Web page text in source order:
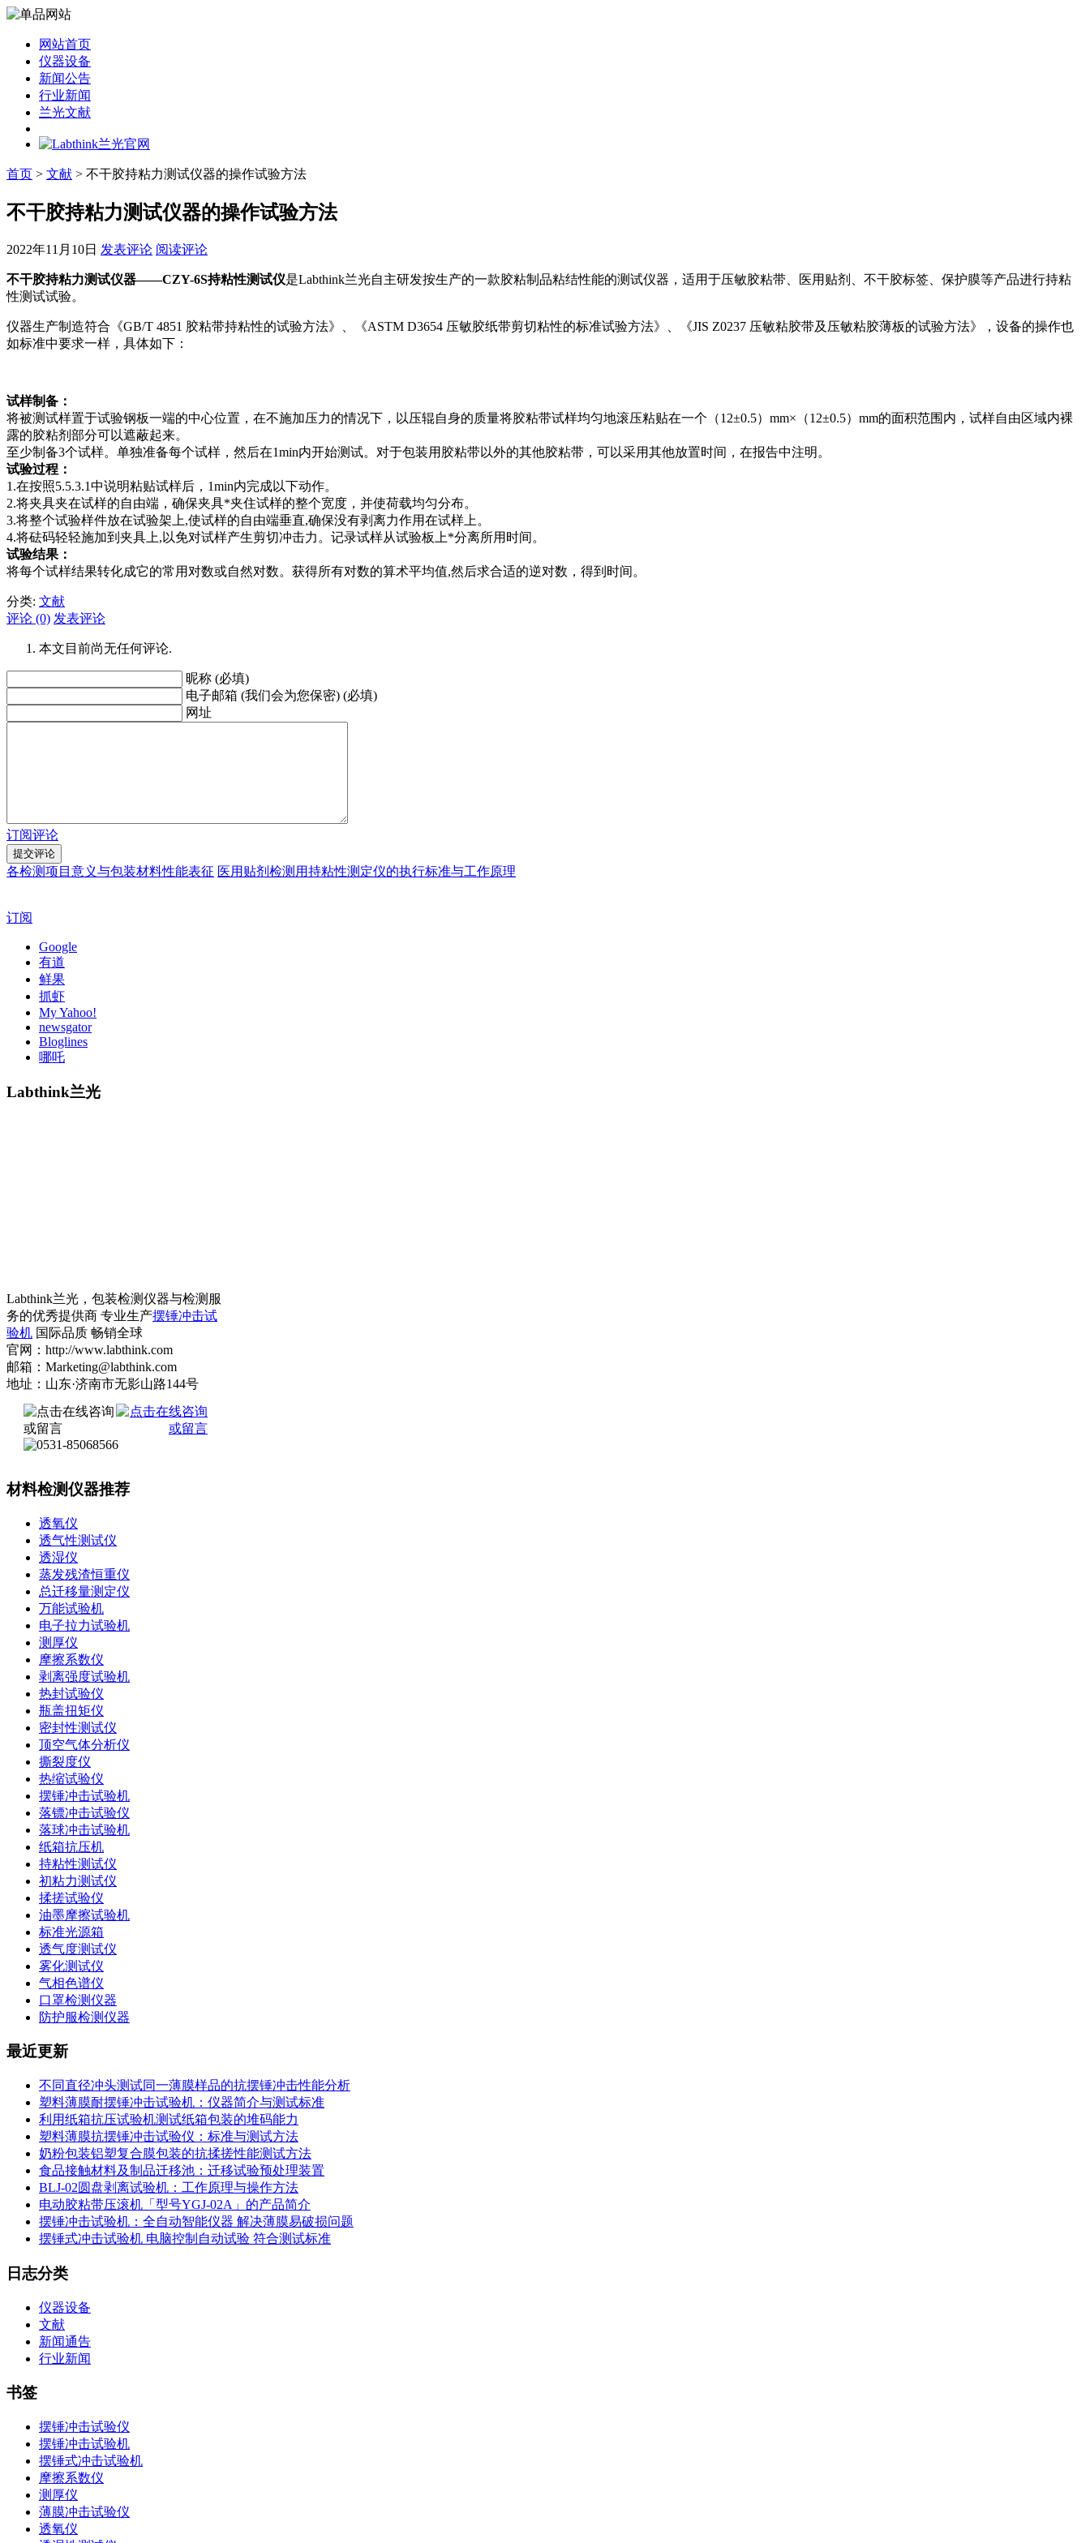
网站首页
仪器设备
新闻公告
行业新闻
兰光文献
首页 > 文献 > 不干胶持粘力测试仪器的操作试验方法
不干胶持粘力测试仪器的操作试验方法
2022年11月10日 发表评论 阅读评论
不干胶持粘力测试仪器——CZY-6S持粘性测试仪是Labthink兰光自主研发按生产的一款胶粘制品粘结性能的测试仪器，适用于压敏胶粘带、医用贴剂、不干胶标签、保护膜等产品进行持粘
性测试试验。
仪器生产制造符合《GB/T 4851 胶粘带持粘性的试验方法》、《ASTM D3654 压敏胶纸带剪切粘性的标准试验方法》、《JIS Z0237 压敏粘胶带及压敏粘胶薄板的试验方法》，设备的操作也
如标准中要求一样，具体如下：
试样制备：
将被测试样置于试验钢板一端的中心位置，在不施加压力的情况下，以压辊自身的质量将胶粘带试样均匀地滚压粘贴在一个（12±0.5）mm×（12±0.5）mm的面积范围内，试样自由区域内裸
露的胶粘剂部分可以遮蔽起来。
至少制备3个试样。单独准备每个试样，然后在1min内开始测试。对于包装用胶粘带以外的其他胶粘带，可以采用其他放置时间，在报告中注明。
试验过程：
1.在按照5.5.3.1中说明粘贴试样后，1min内完成以下动作。
2.将夹具夹在试样的自由端，确保夹具*夹住试样的整个宽度，并使荷载均匀分布。
3.将整个试验样件放在试验架上,使试样的自由端垂直,确保没有剥离力作用在试样上。
4.将砝码轻轻施加到夹具上,以免对试样产生剪切冲击力。记录试样从试验板上*分离所用时间。
试验结果：
将每个试样结果转化成它的常用对数或自然对数。获得所有对数的算术平均值,然后求合适的逆对数，得到时间。
分类: 文献
评论 (0) 发表评论
本文目前尚无任何评论.
昵称 (必填)
电子邮箱 (我们会为您保密) (必填)
网址
订阅评论
各检测项目意义与包装材料性能表征 医用贴剂检测用持粘性测定仪的执行标准与工作原理
订阅
Google
有道
鲜果
抓虾
My Yahoo!
newsgator
Bloglines
哪吒
Labthink兰光
Labthink兰光，包装检测仪器与检测服
务的优秀提供商 专业生产摆锤冲击试
验机 国际品质 畅销全球
官网：http://www.labthink.com
邮箱：Marketing@labthink.com
地址：山东·济南市无影山路144号
材料检测仪器推荐
透氧仪
透气性测试仪
透湿仪
蒸发残渣恒重仪
总迁移量测定仪
万能试验机
电子拉力试验机
测厚仪
摩擦系数仪
剥离强度试验机
热封试验仪
瓶盖扭矩仪
密封性测试仪
顶空气体分析仪
撕裂度仪
热缩试验仪
摆锤冲击试验机
落镖冲击试验仪
落球冲击试验机
纸箱抗压机
持粘性测试仪
初粘力测试仪
揉搓试验仪
油墨摩擦试验机
标准光源箱
透气度测试仪
雾化测试仪
气相色谱仪
口罩检测仪器
防护服检测仪器
最近更新
不同直径冲头测试同一薄膜样品的抗摆锤冲击性能分析
塑料薄膜耐摆锤冲击试验机：仪器简介与测试标准
利用纸箱抗压试验机测试纸箱包装的堆码能力
塑料薄膜抗摆锤冲击试验仪：标准与测试方法
奶粉包装铝塑复合膜包装的抗揉搓性能测试方法
食品接触材料及制品迁移池：迁移试验预处理装置
BLJ-02圆盘剥离试验机：工作原理与操作方法
电动胶粘带压滚机「型号YGJ-02A」的产品简介
摆锤冲击试验机：全自动智能仪器 解决薄膜易破损问题
摆锤式冲击试验机 电脑控制自动试验 符合测试标准
日志分类
仪器设备
文献
新闻通告
行业新闻
书签
摆锤冲击试验仪
摆锤冲击试验机
摆锤式冲击试验机
摩擦系数仪
测厚仪
薄膜冲击试验仪
透氧仪